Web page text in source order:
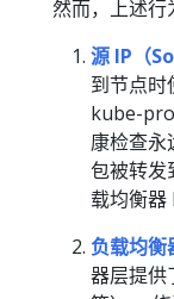
然而，上述行
源 IP（
到节点时
kube-
康检查永
包被转发
载均衡器
负载均衡
器层提供